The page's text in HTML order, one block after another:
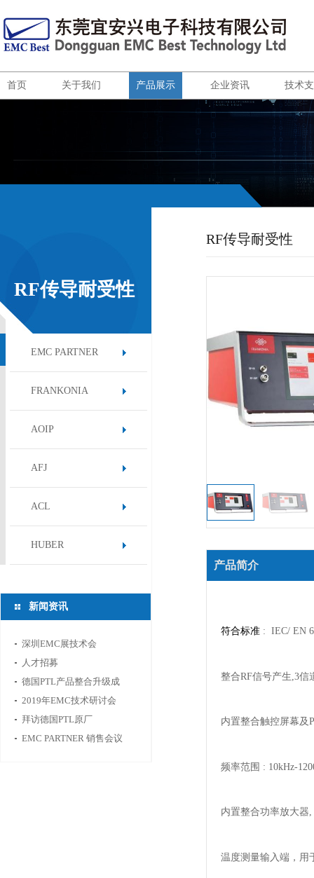
首页 关于我们 产品展示 企业资讯 技术
RF传导耐受性
系统
EMC PARTNER
FRANKONIA
AOIP
AFJ
ACL
HUBER
新闻资讯
深圳EMC展技术会
人才招募
德国PTL产品整合升级成
功，将于2020年初重新上
线，敬请期待
2019年EMC技术研讨会
拜访德国PTL原厂
EMC PARTNER 销售会议
RF传导耐受性
产品简介
符合标准 : IEC/ EN
整合RF信号产生 ,3信
内置整合触控屏幕及
频率范围 : 10kHz-
内置整合功率放大器
温度测量输入端，用